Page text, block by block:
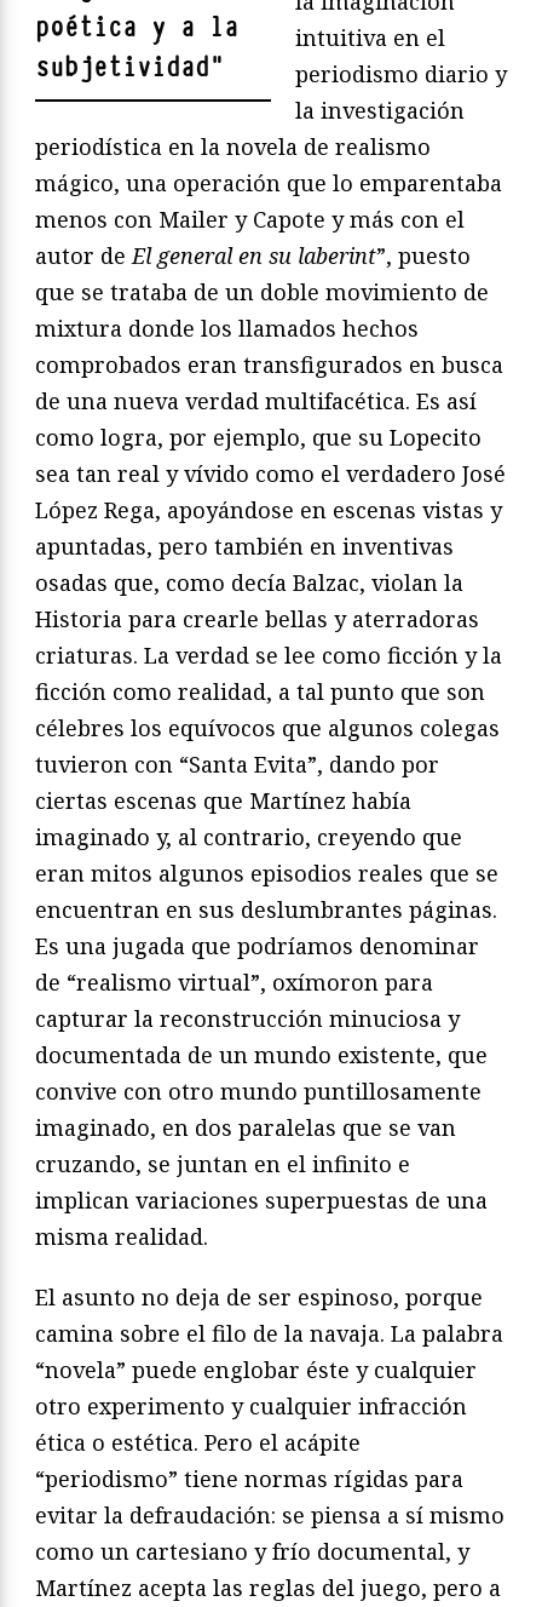
poética y a la
subjetividad"
intuitiva en el
periodismo diario y
la investigación
periodística en la novela de realismo
mágico, una operación que lo emparentaba
menos con Mailer y Capote y más con el
autor deEl general en su laberint”, puesto
que se trataba de un doble movimiento de
mixtura donde los llamados hechos
comprobados eran transfigurados en busca
de una nueva verdad multifacética. Es así
como logra, por ejemplo, que su Lopecito
sea tan real y vívido como el verdadero José
López Rega, apoyándose en escenas vistas y
apuntadas, pero también en inventivas
osadas que, como decía Balzac, violan la
Historia para crearle bellas y aterradoras
criaturas. La verdad se lee como ficción y la
ficción como realidad, a tal punto que son
célebres los equívocos que algunos colegas
tuvieron con “Santa Evita”, dando por
ciertas escenas que Martínez había
imaginado y, al contrario, creyendo que
eran mitos algunos episodios reales que se
encuentran en sus deslumbrantes páginas.
Es una jugada que podríamos denominar
de “realismo virtual”, oxímoron para
capturar la reconstrucción minuciosa y
documentada de un mundo existente, que
convive con otro mundo puntillosamente
imaginado, en dos paralelas que se van
cruzando, se juntan en el infinito e
implican variaciones superpuestas de una
misma realidad.
El asunto no deja de ser espinoso, porque
camina sobre el filo de la navaja. La palabra
“novela” puede englobar éste y cualquier
otro experimento y cualquier infracción
ética o estética. Pero el acápite
“periodismo” tiene normas rígidas para
evitar la defraudación: se piensa a sí mismo
como un cartesiano y frío documental, y
Martínez acepta las reglas del juego, pero a